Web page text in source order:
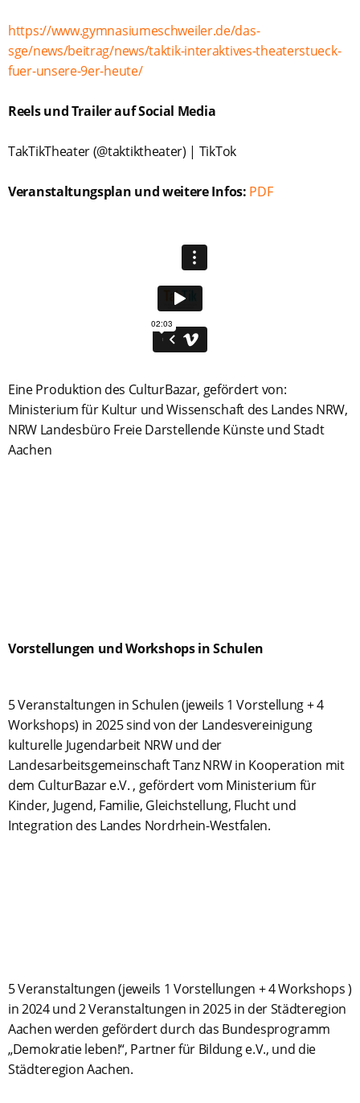
https://www.gymnasiumeschweiler.de/das-
sge/news/beitrag/news/taktik-interaktives-theaterstueck-
fuer-unsere-9er-heute/
Reels und Trailer auf Social Media
TakTikTheater (@taktiktheater) | TikTok
Veranstaltungsplan und weitere Infos: PDF
Eine Produktion des CulturBazar, gefördert von:
Ministerium für Kultur und Wissenschaft des Landes NRW,
NRW Landesbüro Freie Darstellende Künste und Stadt
Aachen
Vorstellungen und Workshops in Schulen
5 Veranstaltungen in Schulen (jeweils 1 Vorstellung + 4
Workshops) in 2025 sind von der Landesvereinigung
kulturelle Jugendarbeit NRW und der
Landesarbeitsgemeinschaft Tanz NRW in Kooperation mit
dem CulturBazar e.V. , gefördert vom Ministerium für
Kinder, Jugend, Familie, Gleichstellung, Flucht und
Integration des Landes Nordrhein-Westfalen.
5 Veranstaltungen (jeweils 1 Vorstellungen + 4 Workshops )
in 2024 und 2 Veranstaltungen in 2025 in der Städteregion
Aachen werden gefördert durch das Bundesprogramm
„Demokratie leben!“, Partner für Bildung e.V., und die
Städteregion Aachen.